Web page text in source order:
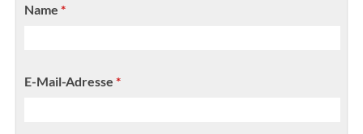
Name *
E-Mail-Adresse *